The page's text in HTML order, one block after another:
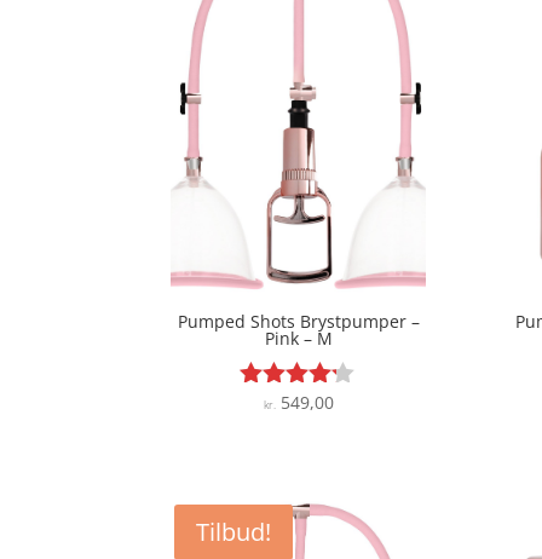
Pumped Shots Brystpumper –
Pink – M
Vurderet
kr.549,00
Tilbud!